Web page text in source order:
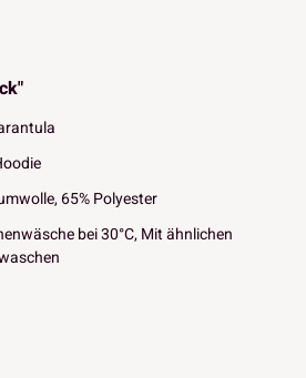
65% Polyester
bei 30°C, Mit ähnlichen